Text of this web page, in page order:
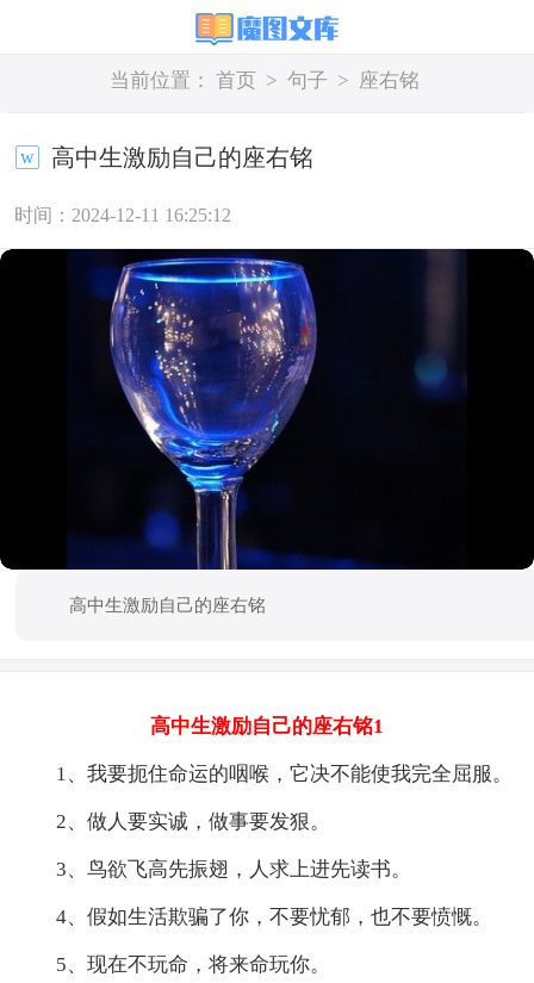
当前位置： 首页 > 句子 > 座右铭
高中生激励自己的座右铭
时间：2024-12-11 16:25:12
高中生激励自己的座右铭
高中生激励自己的座右铭1
1、我要扼住命运的咽喉，它决不能使我完全屈服。
2、做人要实诚，做事要发狠。
3、鸟欲飞高先振翅，人求上进先读书。
4、假如生活欺骗了你，不要忧郁，也不要愤慨。
5、现在不玩命，将来命玩你。